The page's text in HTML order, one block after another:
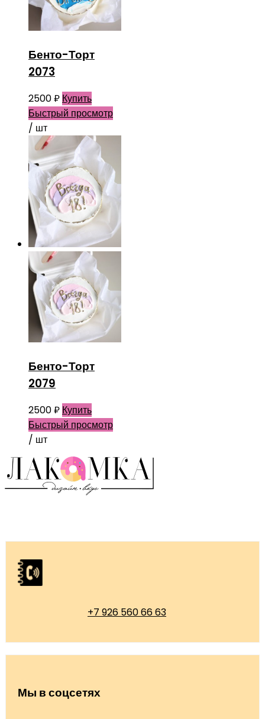
Бенто-Торт
2073
2500₽ Купить
Быстрый просмотр
/ шт
Бенто-Торт
2079
2500₽ Купить
Быстрый просмотр
/ шт
+7 926 560 66 63
Мы в соцсетях